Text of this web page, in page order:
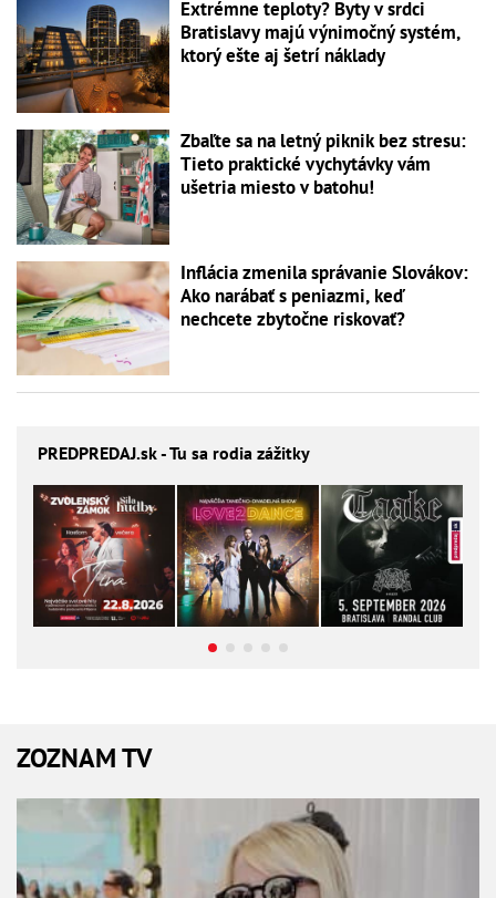
Extrémne teploty? Byty v srdci
Bratislavy majú výnimočný systém,
ktorý ešte aj šetrí náklady
Zbaľte sa na letný piknik bez stresu:
Tieto praktické vychytávky vám
ušetria miesto v batohu!
Inflácia zmenila správanie Slovákov:
Ako narábať s peniazmi, keď
nechcete zbytočne riskovať?
PREDPREDAJ.sk - Tu sa rodia zážitky
ZOZNAM TV